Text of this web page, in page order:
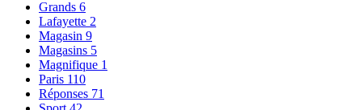
Grands 6
Lafayette 2
Magasin 9
Magasins 5
Magnifique 1
Paris 110
Réponses 71